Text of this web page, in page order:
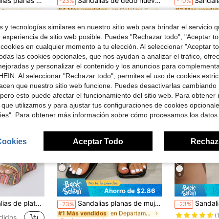
en Plateado Sandalias De Mujer
#4 Más vendidos en Gelatina Sandalias de mujer
¡Casi agotado!
#4 Más vendidos en Gelatina Sandalias de mujer
¡Casi agotado!
¡Casi agotado!
con cupón
#2 Más
¡Casi
#2 Más
¡Casi
¡Casi
$11.20
casuales, transpirables y con cuña, de punta abierta y de fácil deslizamiento, para estudiantes y caminar
Ahorro de $2.86
-23% Sandalias planas de mujer con punta cuadrada y correa ancha, sandalias de tacón de gatito con correa fina tipo slip-on, estilo versátil
#1 Más vendidos en Departamento Sandalias De Mujer
¡Casi agotado!
#1 Más vendidos en Departamento Sandalias De Mujer
¡Casi agotado!
#1 Más vendidos en Departamento Sandalias De Mujer
¡Casi agotado!
9
-23% Sandalias planas tipo chanclas de punta
y tecnologías similares en nuestro sitio web para brindar el servicio
de sitio web posible. Puedes "Rechazar todo", "Aceptar
en cualquier momento a tu elección. Al seleccionar "Aceptar
las cookies opcionales, que nos ayudan a analizar el tráfico,
y personalizar el contenido y los anuncios para
Al seleccionar "Rechazar todo", permites el uso de cookies
que nuestro sitio web funcione. Puedes desactivarlas cambiando
esto puede afectar el funcionamiento del sitio web. Para obtener
utilizamos y para ajustar tus configuraciones de cookies
Para obtener más información sobre cómo procesamos los datos
Aceptar Todo